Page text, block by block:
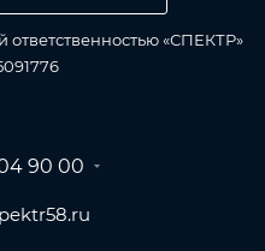
«СПЕКТР»
90 00